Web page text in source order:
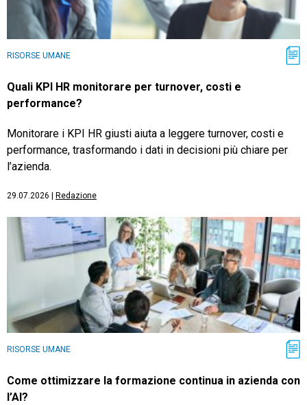
RISORSE UMANE
Quali KPI HR monitorare per turnover, costi e
performance?
Monitorare i KPI HR giusti aiuta a leggere turnover, costi e
performance, trasformando i dati in decisioni più chiare per
l’azienda.
29.07.2026 Redazione
RISORSE UMANE
Come ottimizzare la formazione continua in azienda con
l’AI?